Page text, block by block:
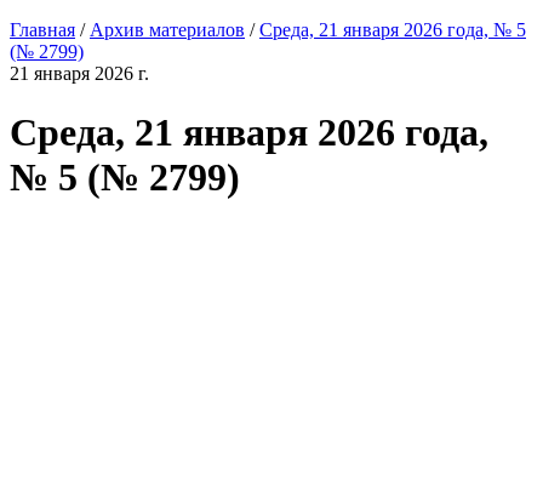
Главная / Архив материалов /Среда, 21 января 2026 года, № 5
(№ 2799)
21 января 2026 г.
Среда, 21 января 2026 года,
№ 5 (№ 2799)